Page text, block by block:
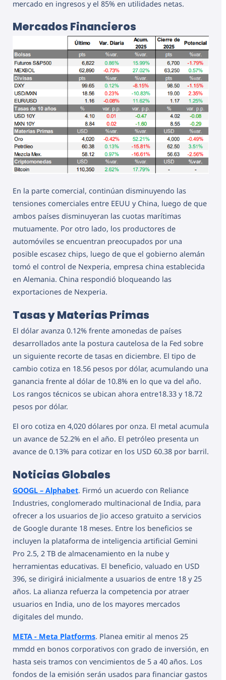
mercado en ingresos y el 85% en utilidades netas.
Mercados Financieros
En la parte comercial, continúan disminuyendo las
tensiones comerciales entre EEUU y China, luego de que
ambos países disminuyeran las cuotas marítimas
mutuamente. Por otro lado, los productores de
automóviles se encuentran preocupados por una
posible escasez chips, luego de que el gobierno alemán
tomó el control de Nexperia, empresa china establecida
en Alemania. China respondió bloqueando las
exportaciones de Nexperia.
Tasas y Materias Primas
El dólar avanza 0.12% frente amonedas de países
desarrollados ante la postura cautelosa de la Fed sobre
un siguiente recorte de tasas en diciembre. El tipo de
cambio cotiza en 18.56 pesos por dólar, acumulando una
ganancia frente al dólar de 10.8% en lo que va del año.
Los rangos técnicos se ubican ahora entre18.33 y 18.72
pesos por dólar.
El oro cotiza en 4,020 dólares por onza. El metal acumula
un avance de 52.2% en el año. El petróleo presenta un
avance de 0.13% para cotizar en los USD 60.38 por barril.
Noticias Globales
GOOGL – Alphabet. Firmó un acuerdo con Reliance
Industries, conglomerado multinacional de India, para
ofrecer a los usuarios de Jio acceso gratuito a servicios
de Google durante 18 meses. Entre los beneficios se
incluyen la plataforma de inteligencia artificial Gemini
Pro 2.5, 2 TB de almacenamiento en la nube y
herramientas educativas. El beneficio, valuado en USD
396, se dirigirá inicialmente a usuarios de entre 18 y 25
años. La alianza refuerza la competencia por atraer
usuarios en India, uno de los mayores mercados
digitales del mundo.
META - Meta Platforms. Planea emitir al menos 25
mmdd en bonos corporativos con grado de inversión, en
hasta seis tramos con vencimientos de 5 a 40 años. Los
fondos de la emisión serán usados para financiar gastos